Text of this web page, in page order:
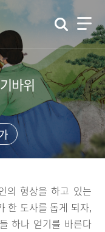
바위
의 형상을 하고 있는
한 도사를 돕게 되자,
하나 얻기를 바른다